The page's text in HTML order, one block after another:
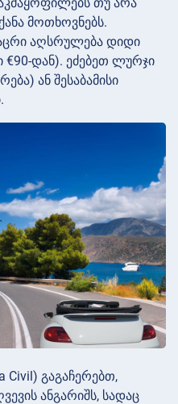
აკმაყოფილებს თუ არა
მოთხოვნებს.
აღსრულება დიდი
€90-დან). ეძებეთ ლურჯი
ან შესაბამისი
Civil) გაგაჩერებთ,
ანგარიშს, სადაც